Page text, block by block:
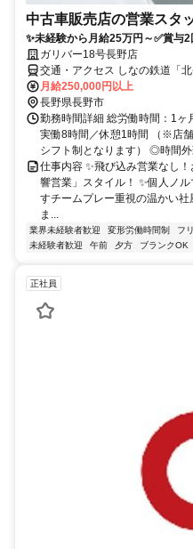
中古車販売店の営業スタ
✨️未経験から月給25万円～✅️賞与
ガリバー18号長野店
交通・アクセス しなの鉄道「
分
月給250,000円以上
長野県長野市
勤務時間詳細 総労働時間：1ヶ
実働8時間／休憩1時間 （※店
シフト制となります） ◎時間外
仕事内容 ✨️飛び込み営業なし
響営業」スタイル！ ✨️個人ノ
すチームプレー重視の温かい
ま...
業界未経験者歓迎 変形労働時間制 フ
未経験者歓迎
午前 夕方 ブランクOK
正社員